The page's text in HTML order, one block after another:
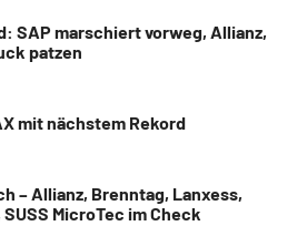
SAP marschiert vorweg, Allianz,
patzen
mit nächstem Rekord
– Allianz, Brenntag, Lanxess,
MicroTec im Check